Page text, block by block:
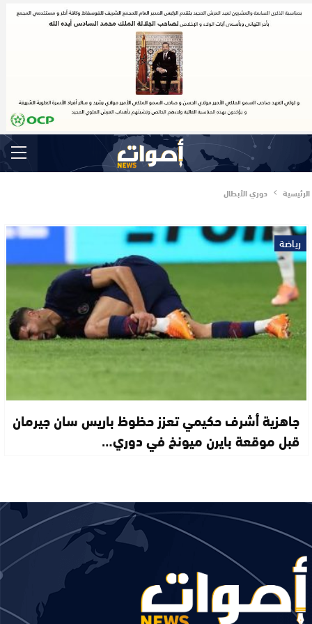
الرئيسية دوري الأبطال
رياضة
جاهزية أشرف حكيمي تعزز حظوظ باريس سان جيرمان
قبل موقعة بايرن ميونخ في دوري…